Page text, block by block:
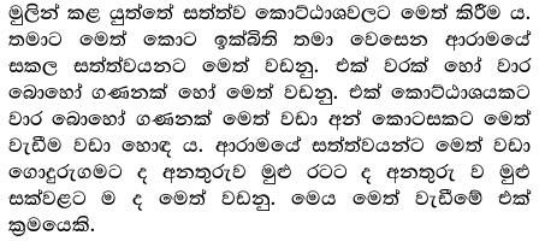
මුලින් කළ යුත්තේ සත්ත්ව කොට්ඨාශවලට මෙත් කිරීම ය.
තමාට මෙත් කොට ඉක්බිති තමා වෙසෙන ආරාමයේ
සකල සත්ත්වයනට මෙත් වඩනු. එක් වරක් හෝ වාර
බොහෝ ගණනක් හෝ මෙත් වඩනු. එක් කොට්ඨාශයකට
වාර බොහෝ ගණනක් මෙත් වඩා අන් කොටසකට මෙත්
වැඩීම වඩා හොඳ ය. ආරාමයේ සත්ත්වයන්ට මෙත් වඩා
ගොදුරුගමට ද අනතුරුව මුළු රටට ද අනතුරු ව මුළු
සක්වළට ම ද මෙත් වඩනු. මෙය මෙත් වැඩීමේ එක්
ක්‍ර‍මයෙකි.